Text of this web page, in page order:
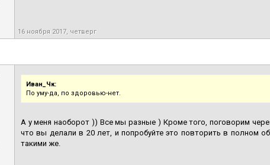
16 ноября 2017, четверг
Иван_Чк:
По уму-да, по здоровью-нет.
А у меня наоборот )) Все мы разные ) Кроме того, поговорим
что вы делали в 20 лет, и попробуйте это повторить в полном
такими же.